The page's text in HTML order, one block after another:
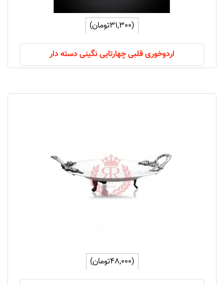
(31,300تومان)
اردوخوری قلبی چهارتایی نگینی دسته دار
(48,000تومان)